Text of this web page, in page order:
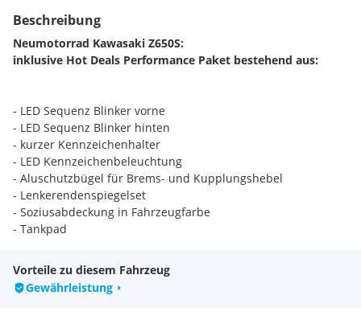
Beschreibung
Neumotorrad Kawasaki Z650S:
inklusive Hot Deals Performance Paket bestehend aus:
- LED Sequenz Blinker vorne
- LED Sequenz Blinker hinten
- kurzer Kennzeichenhalter
- LED Kennzeichenbeleuchtung
- Aluschutzbügel für Brems- und Kupplungshebel
- Lenkerendenspiegelset
- Soziusabdeckung in Fahrzeugfarbe
- Tankpad
- inklusive aller Originalteile
Optional zum Paket
Vorteile zu diesem Fahrzeug
Gewährleistung